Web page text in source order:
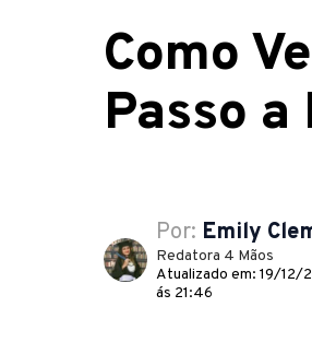
Como
Passo a
Por: Emily
Redatora 4 Mãos
Atualizado em: 19/12/
ás 21:46